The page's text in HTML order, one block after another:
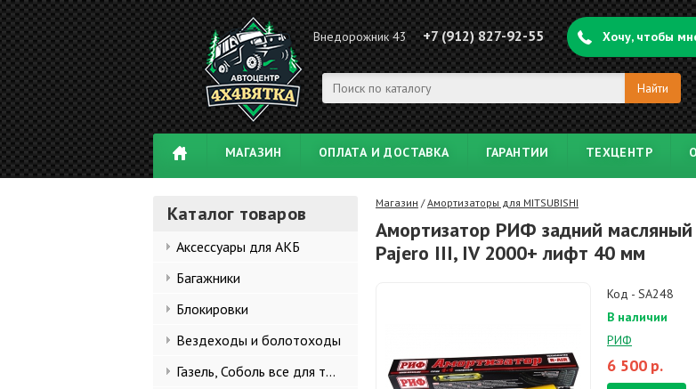
Внедорожник 43 +7 (912) 827-92-55 Хочу, чтобы
МАГАЗИН ОПЛАТА И ДОСТАВКА ГАРАНТИИ ТЕХЦЕНТР
Каталог товаров
Аксессуары для АКБ
Багажники
Блокировки
Вездеходы и болотоходы
Газель, Соболь все для тюнинга
Магазин /Амортизаторы для MITSUBISHI
Амортизатор РИФ задний
Pajero III, IV 2000+ лифт 40 мм
Код - SA248
В наличии
РИФ
6 500 р.